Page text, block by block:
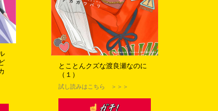
とことんクズな渡良瀬なのに
（１）
試し読みはこちら ＞＞＞